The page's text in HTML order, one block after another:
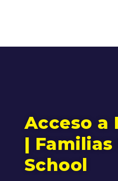
Acceso a
| Familias
School